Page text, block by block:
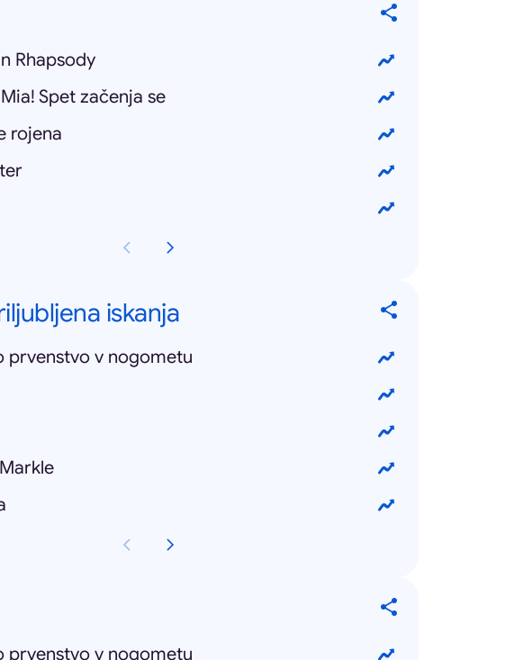
Rhapsody
Spet začenja se
rojena
iskanja
prvenstvo v nogometu
prvenstvo v nogometu